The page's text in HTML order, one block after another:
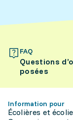
FAQ
Questions
posées
Information pour
Écolières et